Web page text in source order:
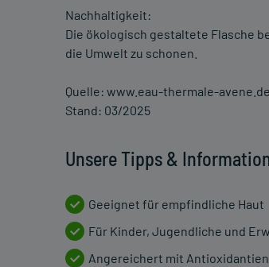
Nachhaltigkeit:
Die ökologisch gestaltete Flasche
die Umwelt zu schonen.
Quelle: www.eau-thermale-avene.de
Stand: 03/2025
Unsere Tipps &
Geeignet für empfindliche Haut
Für Kinder, Jugendliche und
Angereichert mit Antioxidantien